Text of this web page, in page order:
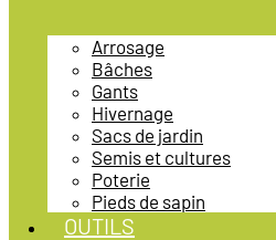
Arrosage
Bâches
Gants
Hivernage
Sacs de jardin
Semis et cultures
Poterie
Pieds de sapin
OUTILS